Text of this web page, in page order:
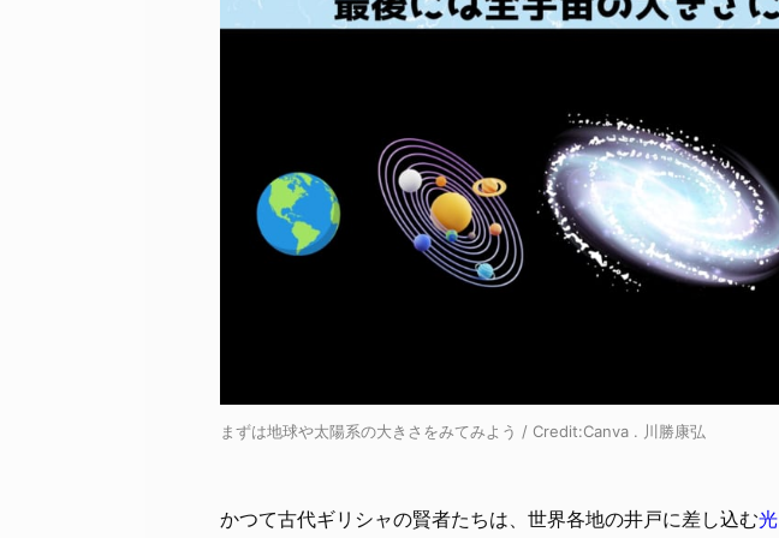
まずは地球や太陽系の大きさをみてみよう / Credit:Canva . 川勝康弘
かつて古代ギリシャの賢者たちは、世界各地の井戸に差し込む光